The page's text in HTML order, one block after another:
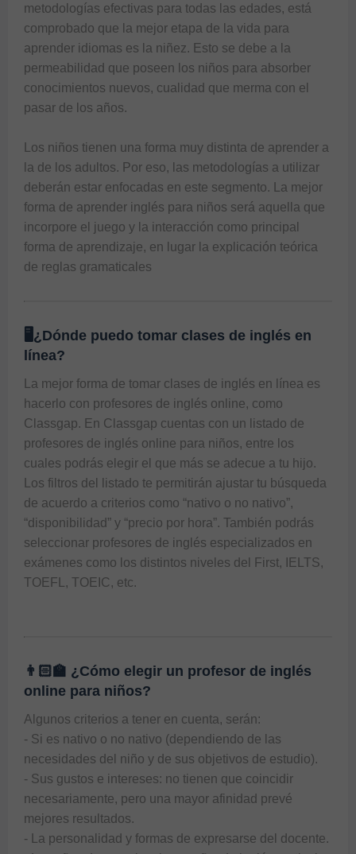
metodologías efectivas para todas las edades, está
comprobado que la mejor etapa de la vida para
aprender idiomas es la niñez. Esto se debe a la
permeabilidad que poseen los niños para absorber
conocimientos nuevos, cualidad que merma con el
pasar de los años.
Los niños tienen una forma muy distinta de aprender a
la de los adultos. Por eso, las metodologías a utilizar
deberán estar enfocadas en este segmento. La mejor
forma de aprender inglés para niños será aquella que
incorpore el juego y la interacción como principal
forma de aprendizaje, en lugar la explicación teórica
🖥¿Dónde puedo tomar clases de inglés en
línea?
La mejor forma de tomar clases de inglés en línea es
hacerlo con profesores de inglés online, como
Classgap. En Classgap cuentas con un listado de
profesores de inglés online para niños, entre los
cuales podrás elegir el que más se adecue a tu hijo.
Los filtros del listado te permitirán ajustar tu búsqueda
de acuerdo a criterios como “nativo o no nativo”,
“disponibilidad” y “precio por hora”. También podrás
seleccionar profesores de inglés especializados en
exámenes como los distintos niveles del First, IELTS,
TOEFL, TOEIC, etc.
👨🏻‍🏫 ¿Cómo elegir un profesor de inglés
online para niños?
Algunos criterios a tener en cuenta, serán:
- Si es nativo o no nativo (dependiendo de las
necesidades del niño y de sus objetivos de estudio).
- Sus gustos e intereses: no tienen que coincidir
necesariamente, pero una mayor afinidad prevé
mejores resultados.
- La personalidad y formas de expresarse del docente.